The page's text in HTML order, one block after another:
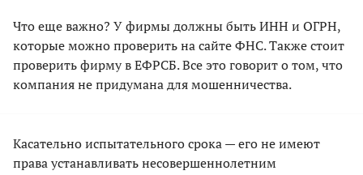
Что еще важно? У фирмы должны быть ИНН и ОГРН,
которые можно проверить на сайте ФНС. Также стоит
проверить фирму в ЕФРСБ. Все это говорит о том, что
компания не придумана для мошенничества.
Касательно испытательного срока — его не имеют
права устанавливать несовершеннолетним